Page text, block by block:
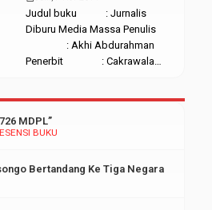
bertransformasi dari IAIN
menjadi UIN ini, namun belum
berfungsi secara normal. Mini
bank ini diperuntukan untuk
Judul buku : Jurnalis
Diburu Media Massa Penulis
: Akhi Abdurahman
Penerbit : Cakrawala
Turhamun Ratusan media di
demokrasi pasti ada kaitanya
BUKU
MDPL”
Bertandang Ke Tiga Negara